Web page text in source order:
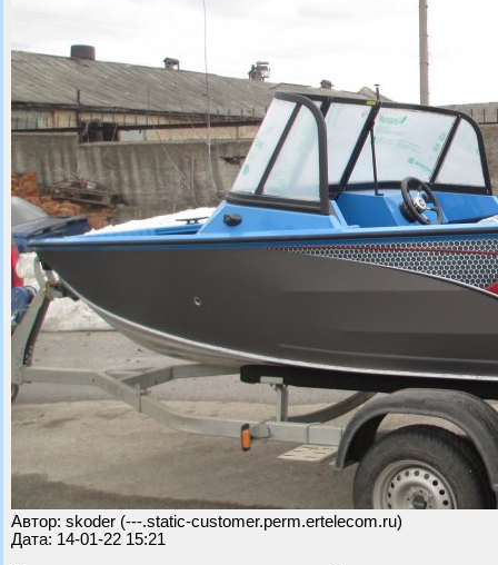
Автор: skoder (---.static-customer.perm.ertelecom.ru)
Дата: 14-01-22 15:21